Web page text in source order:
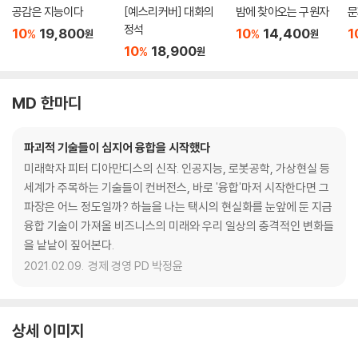
공감은 지능이다
10% 19,800원
[예스리커버] 대화의
정석
10% 18,900원
밤에 찾아오는 구원자
10% 14,400원
MD 한마디
파괴적 기술들이 심지어 융합을 시작했다
미래학자 피터 디아만디스의 신작. 인공지능, 로봇공학, 가상현실 등
세계가 주목하는 기술들이 컨버전스, 바로 '융합'마저 시작한다면 그
파장은 어느 정도일까? 하늘을 나는 택시의 현실화를 눈앞에 둔 지금
융합 기술이 가져올 비즈니스의 미래와 우리 일상의 충격적인 변화들
을 낱낱이 짚어본다.
2021.02.09. 경제 경영 PD 박정윤
상세 이미지